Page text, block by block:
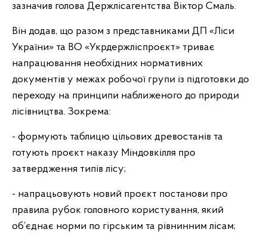
зазначив голова Держлісагентства Віктор Смаль.
Він додав, що разом з представниками ДП «Ліси
України» та ВО «Укрдержліспроєкт» триває
напрацювання необхідних нормативних
документів у межах робочої групи із підготовки до
переходу на принципи наближеного до природи
лісівництва. Зокрема:
- формують таблицю цільових древостанів та
готують проєкт наказу Міндовкілля про
затвердження типів лісу;
- напрацьовують новий проєкт постанови про
правила рубок головного користування, який
об’єднає норми по гірським та рівнинним лісам;